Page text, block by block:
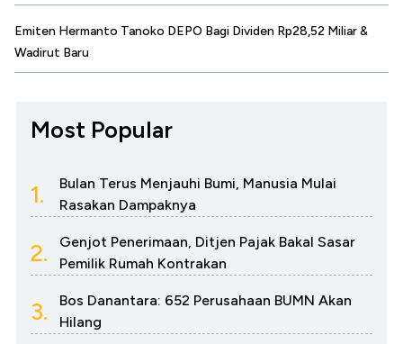
Emiten Hermanto Tanoko DEPO Bagi Dividen Rp28,52 Miliar &
Wadirut Baru
Most Popular
1.
Bulan Terus Menjauhi Bumi, Manusia Mulai
Rasakan Dampaknya
2.
Genjot Penerimaan, Ditjen Pajak Bakal Sasar
Pemilik Rumah Kontrakan
3.
Bos Danantara: 652 Perusahaan BUMN Akan
Hilang